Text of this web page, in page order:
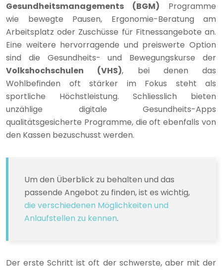
Gesundheitsmanagements (BGM) Programme
wie bewegte Pausen, Ergonomie-Beratung am
Arbeitsplatz oder Zuschüsse für Fitnessangebote an.
Eine weitere hervorragende und preiswerte Option
sind die Gesundheits- und Bewegungskurse der
Volkshochschulen (VHS), bei denen das
Wohlbefinden oft stärker im Fokus steht als
sportliche Höchstleistung. Schliesslich bieten
unzählige digitale Gesundheits-Apps
qualitätsgesicherte Programme, die oft ebenfalls von
den Kassen bezuschusst werden.
Um den Überblick zu behalten und das
passende Angebot zu finden, ist es wichtig,
die verschiedenen Möglichkeiten und
Anlaufstellen zu kennen.
Der erste Schritt ist oft der schwerste, aber mit der